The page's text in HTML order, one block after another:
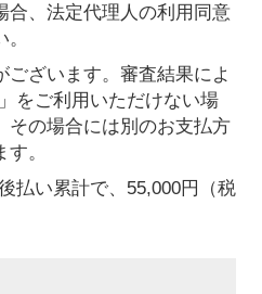
合、法定代理人の利用同意
ございます。審査結果によ
をご利用いただけない場
その場合には別のお支払方
。
払い累計で、55,000円（税